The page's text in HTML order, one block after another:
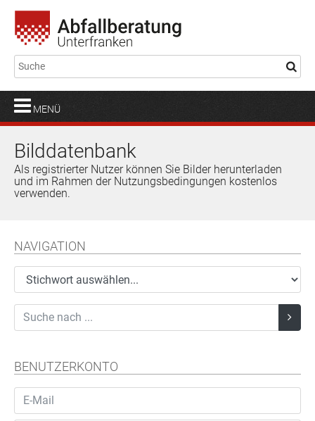
MENÜ
Bilddatenbank
Als registrierter Nutzer können Sie Bilder herunterladen
und im Rahmen der Nutzungsbedingungen kostenlos
verwenden.
NAVIGATION
BENUTZERKONTO